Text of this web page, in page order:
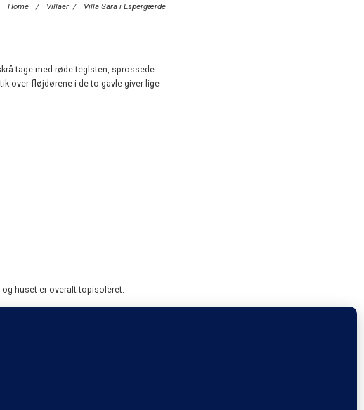
Home / Villaer / Villa Sara i Espergærde
tage med røde teglsten, sprossede
over fløjdørene i de to gavle giver lige
huset er overalt topisoleret.